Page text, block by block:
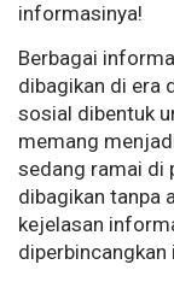
informasinya!
Berbagai
dibagikan di era
sosial dibentuk
memang
sedang ramai di
dibagikan tanpa
kejelasan
diperbincangkan